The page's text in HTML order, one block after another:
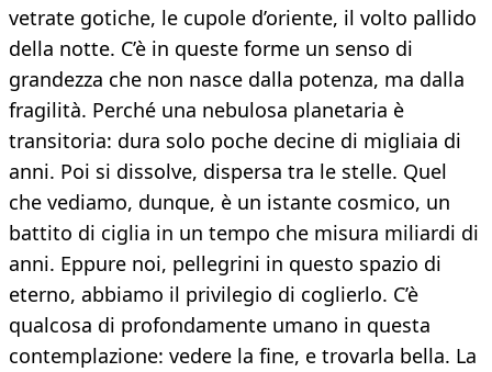
vetrate gotiche, le cupole d’oriente, il volto pallido
della notte. C’è in queste forme un senso di
grandezza che non nasce dalla potenza, ma dalla
fragilità. Perché una nebulosa planetaria è
transitoria: dura solo poche decine di migliaia di
anni. Poi si dissolve, dispersa tra le stelle. Quel
che vediamo, dunque, è un istante cosmico, un
battito di ciglia in un tempo che misura miliardi di
anni. Eppure noi, pellegrini in questo spazio di
eterno, abbiamo il privilegio di coglierlo. C’è
qualcosa di profondamente umano in questa
contemplazione: vedere la fine, e trovarla bella. La